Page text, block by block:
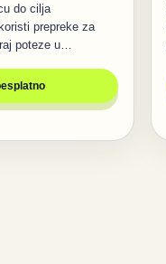
do cilja
prepreke za
poteze u